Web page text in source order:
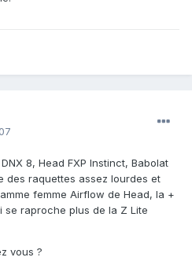
8, Head FXP Instinct, Babolat
des raquettes assez lourdes et
femme Airflow de Head, la +
raproche plus de la Z Lite
vous ?